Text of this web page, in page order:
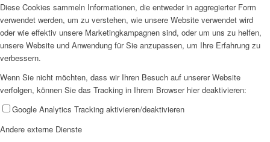
Mitglied werden
Diese Cookies sammeln Informationen, die entweder in aggregierter Form
verwendet werden, um zu verstehen, wie unsere Website verwendet wird
oder wie effektiv unsere Marketingkampagnen sind, oder um uns zu helfen,
unsere Website und Anwendung für Sie anzupassen, um Ihre Erfahrung zu
verbessern.
Wenn Sie nicht möchten, dass wir Ihren Besuch auf unserer Website
verfolgen, können Sie das Tracking in Ihrem Browser hier deaktivieren:
Google Analytics Tracking aktivieren/deaktivieren
Andere externe Dienste